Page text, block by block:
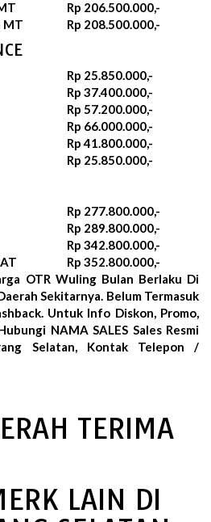
Rp 206.500.000,-
MT
Rp 208.500.000,-
Rp 25.850.000,-
Rp 37.400.000,-
Rp 57.200.000,-
Rp 66.000.000,-
Rp 41.800.000,-
Rp 25.850.000,-
Rp 277.800.000,-
Rp 289.800.000,-
Rp 342.800.000,-
Rp 352.800.000,-
OTR Wuling Bulan Berlaku Di
Sekitarnya. Belum Termasuk
Untuk Info Diskon, Promo,
NAMA SALES Sales Resmi
Selatan, Kontak Telepon /
TERIMA
LAIN DI